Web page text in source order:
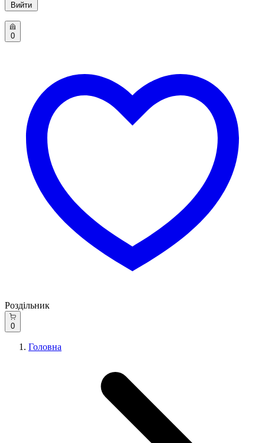
Вийти
0
Роздільник
0
Головна